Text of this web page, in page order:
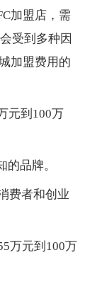
加盟店，需
受到多种因
加盟费用的
元到100万
品牌。
费者和创业
万元到100万